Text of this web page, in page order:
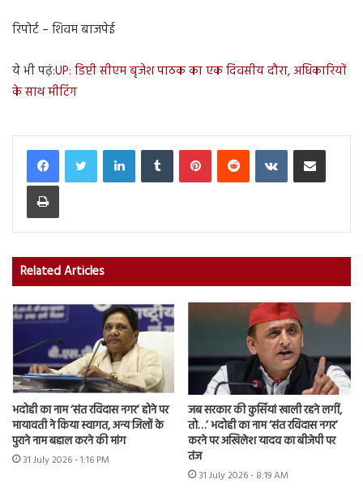
रिपोर्ट – शिवम बाजपेई
ये भी पढ़ं:UP: डिप्टी सीएम बृजेश पाठक का एक दिवसीय दौरा, अधिकारियों
के साथ मीटिंग
LinkedInTumblr PinterestReddit VKontakteShare via Email
Print
Related Articles
भदोही का नाम ‘संत रविदास नगर’ होने पर
मायावती ने किया स्वागत, अन्य जिलों के
पुराने नाम बहाल करने की मांग
31 July 2026 - 1:16 PM
जब सरकार की कुर्सियां खाली रहने लगीं,
तो…’ भदोही का नाम ‘संत रविदास नगर’
करने पर अखिलेश यादव का बीजेपी पर
तंज
31 July 2026 - 8:19 AM